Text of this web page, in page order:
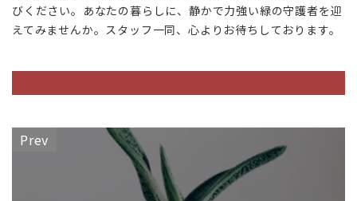
びください。あなたの暮らしに、静かで力強い緑の守護者を迎
えてみませんか。スタッフ一同、心よりお待ちしております。
Prev